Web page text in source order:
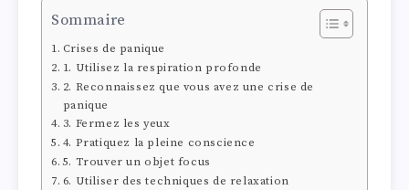
Sommaire
Crises de panique
1. Utilisez la respiration profonde
2. Reconnaissez que vous avez une crise de
panique
3. Fermez les yeux
4. Pratiquez la pleine conscience
5. Trouver un objet focus
6. Utiliser des techniques de relaxation